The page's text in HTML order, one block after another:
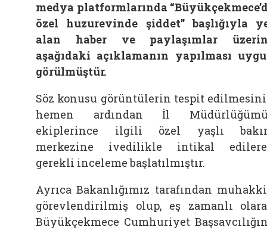
medya platformlarında
özel huzurevinde şiddet” başlığıyla
alan haber ve paylaşımlar
aşağıdaki açıklamanın yapılması
görülmüştür.
Söz konusu görüntülerin tespit
hemen ardından İl
ekiplerince ilgili özel yaşlı
merkezine ivedilikle intikal
gerekli inceleme başlatılmıştır.
Ayrıca Bakanlığımız tarafından
görevlendirilmiş olup, eş zamanlı
Büyükçekmece Cumhuriyet